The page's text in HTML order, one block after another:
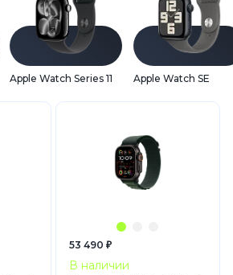
Apple Watch Series 11 Apple Watch SE
53 490 ₽
В наличии